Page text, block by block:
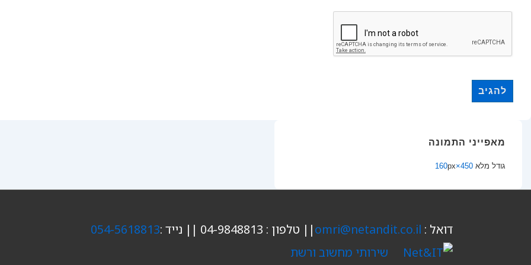
מאפייני התמונה
גודל מלא 450×160
px
דואל : omri@netandit.co.il|| טלפון : 04-9848813 || נייד :
054-5618813
שירותי מחשוב ורשת